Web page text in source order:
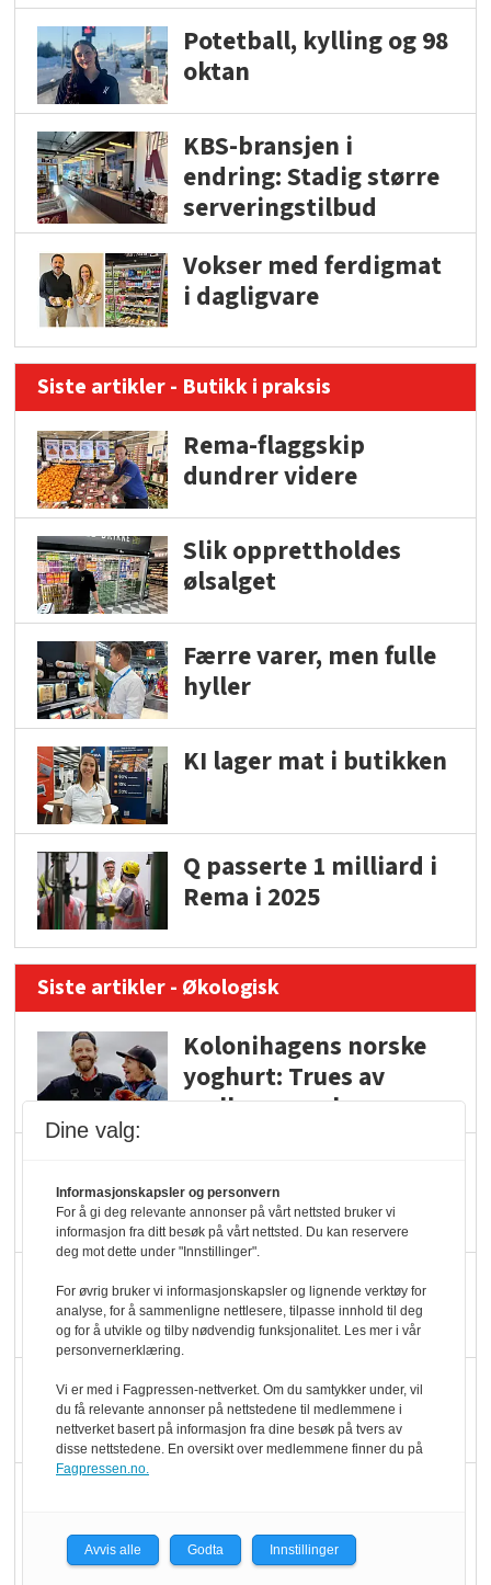
Potetball, kylling og 98
oktan
KBS-bransjen i
endring: Stadig større
serveringstilbud
Vokser med ferdigmat
i dagligvare
Siste artikler - Butikk i praksis
Rema-flaggskip
dundrer videre
Slik opprettholdes
ølsalget
Færre varer, men fulle
hyller
KI lager mat i butikken
Q passerte 1 milliard i
Rema i 2025
Siste artikler - Økologisk
Kolonihagens norske
yoghurt: Trues av
melkemangel
Økologisk Norge sin
hederspris
Blir enklere å velge
økologisk i butikkhylla
Kolonihagen sliter
med å få tak i nok melk
er klare! Er markedet
det?
Dine valg:
Informasjonskapsler og personvern
For å gi deg relevante annonser på vårt nettsted bruker vi
informasjon fra ditt besøk på vårt nettsted. Du kan reservere
deg mot dette under "Innstillinger".
For øvrig bruker vi informasjonskapsler og lignende verktøy for
analyse, for å sammenligne nettlesere, tilpasse innhold til deg
og for å utvikle og tilby nødvendig funksjonalitet. Les mer i vår
personvernerklæring.
Vi er med i Fagpressen-nettverket. Om du samtykker under, vil
du få relevante annonser på nettstedene til medlemmene i
nettverket basert på informasjon fra dine besøk på tvers av
disse nettstedene. En oversikt over medlemmene finner du på
Fagpressen.no.
Avvis alle Godta Innstillinger